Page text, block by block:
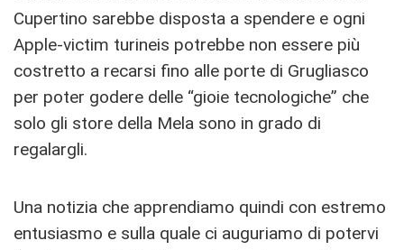
Cupertino sarebbe disposta a spendere e ogni
Apple-victim turineis potrebbe non essere più
costretto a recarsi fino alle porte di Grugliasco
per poter godere delle “gioie tecnologiche” che
solo gli store della Mela sono in grado di
regalargli.
Una notizia che apprendiamo quindi con estremo
entusiasmo e sulla quale ci auguriamo di potervi